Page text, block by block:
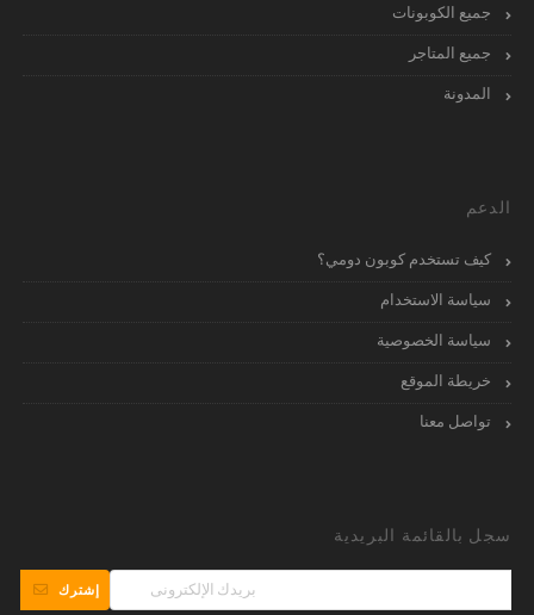
جميع الكوبونات
جميع المتاجر
المدونة
الدعم
كيف تستخدم كوبون دومي؟
سياسة الاستخدام
سياسة الخصوصية
خريطة الموقع
تواصل معنا
سجل بالقائمة البريدية
إشترك